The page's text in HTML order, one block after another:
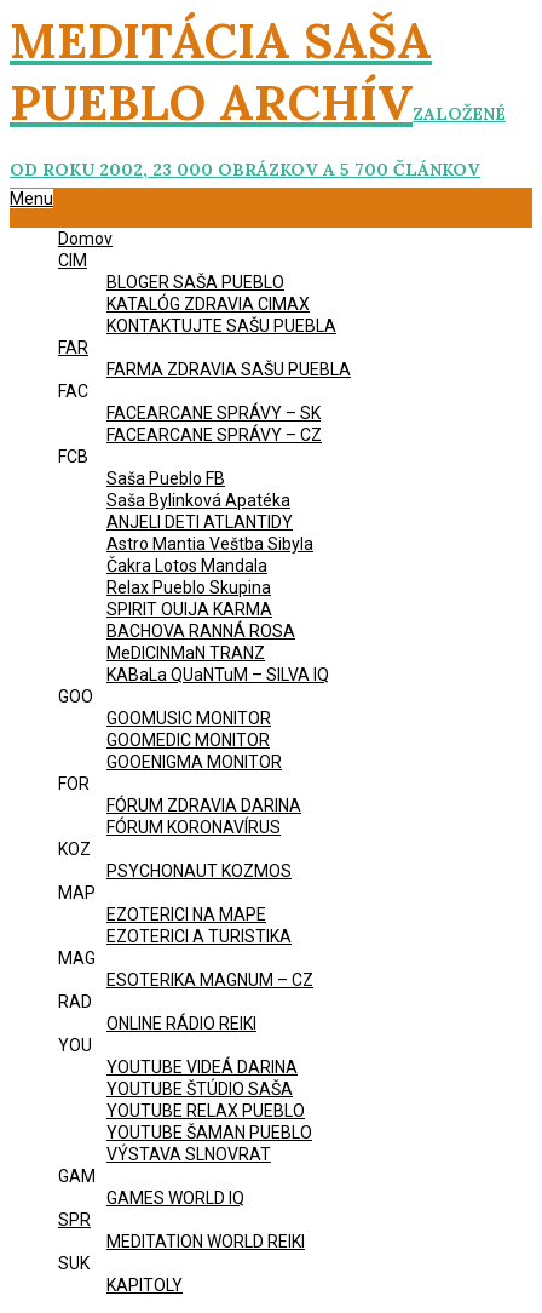
Skip
to
content
MEDITÁCIA SAŠA
PUEBLO ARCHÍVZALOŽENÉ
OD ROKU 2002, 23 000 OBRÁZKOV A 5 700 ČLÁNKOV
Primary
Menu
Domov
CIM
BLOGER SAŠA PUEBLO
KATALÓG ZDRAVIA CIMAX
KONTAKTUJTE SAŠU PUEBLA
FAR
FARMA ZDRAVIA SAŠU PUEBLA
FAC
FACEARCANE SPRÁVY – SK
FACEARCANE SPRÁVY – CZ
FCB
Saša Pueblo FB
Saša Bylinková Apatéka
ANJELI DETI ATLANTIDY
Astro Mantia Veštba Sibyla
Čakra Lotos Mandala
Relax Pueblo Skupina
SPIRIT OUIJA KARMA
BACHOVA RANNÁ ROSA
MeDICINMaN TRANZ
KABaLa QUaNTuM – SILVA IQ
GOO
GOOMUSIC MONITOR
GOOMEDIC MONITOR
GOOENIGMA MONITOR
FOR
FÓRUM ZDRAVIA DARINA
FÓRUM KORONAVÍRUS
KOZ
PSYCHONAUT KOZMOS
MAP
EZOTERICI NA MAPE
EZOTERICI A TURISTIKA
MAG
ESOTERIKA MAGNUM – CZ
RAD
ONLINE RÁDIO REIKI
YOU
YOUTUBE VIDEÁ DARINA
YOUTUBE ŠTÚDIO SAŠA
YOUTUBE RELAX PUEBLO
YOUTUBE ŠAMAN PUEBLO
VÝSTAVA SLNOVRAT
GAM
GAMES WORLD IQ
SPR
MEDITATION WORLD REIKI
SUK
KAPITOLY